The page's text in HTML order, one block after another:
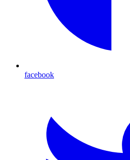
facebook